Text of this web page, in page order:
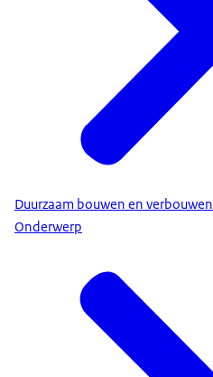
Duurzaam bouwen en verbouwen
Onderwerp